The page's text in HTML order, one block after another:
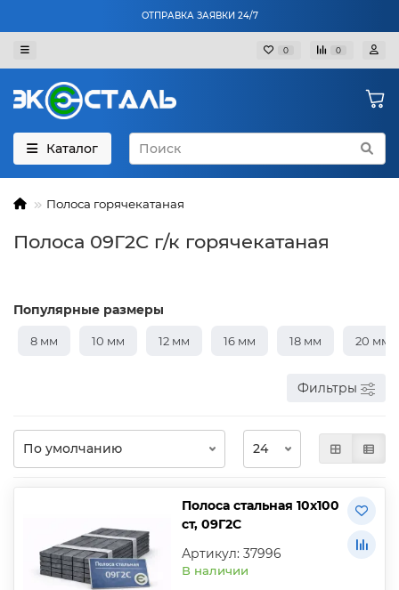
ОТПРАВКА ЗАЯВКИ 24/7
0 0
Каталог
Полоса горячекатаная
Полоса 09Г2С г/к горячекатаная
Популярные размеры
8 мм 10 мм 12 мм 16 мм 18 мм 20 мм
Фильтры
Полоса стальная 10х100
ст, 09Г2С
Артикул: 37996
В наличии